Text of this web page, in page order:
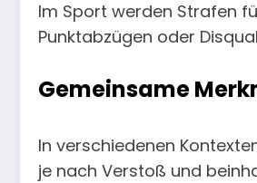
Im Sport werden Strafen
Punktabzügen oder
Gemeinsame
In verschiedenen
je nach Verstoß und